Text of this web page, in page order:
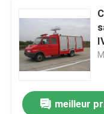
Bulldozer sur
Véhicule
meilleur